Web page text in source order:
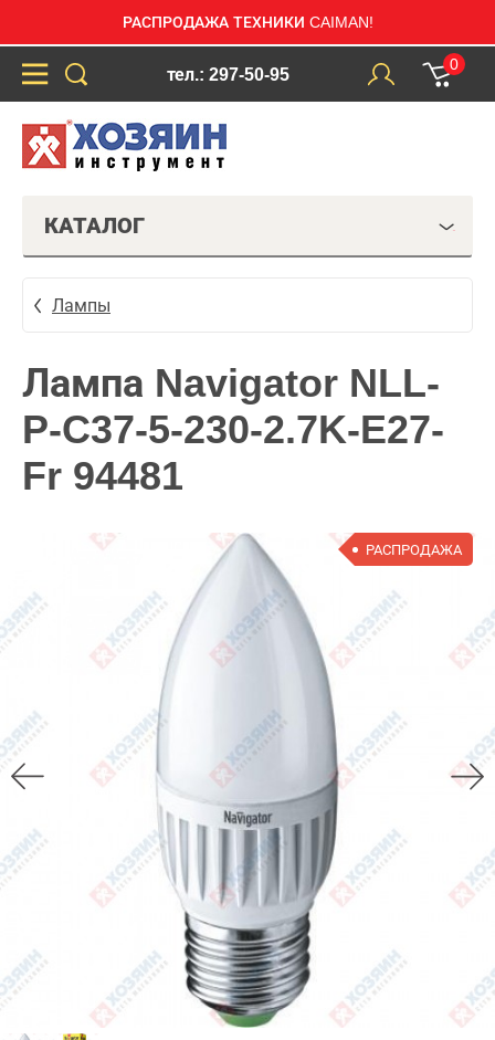
РАСПРОДАЖА ТЕХНИКИ CAIMAN!
тел.: 297-50-95
0
КАТАЛОГ
Лампы
Лампа Navigator NLL-
P-C37-5-230-2.7K-E27-
Fr 94481
РАСПРОДАЖА